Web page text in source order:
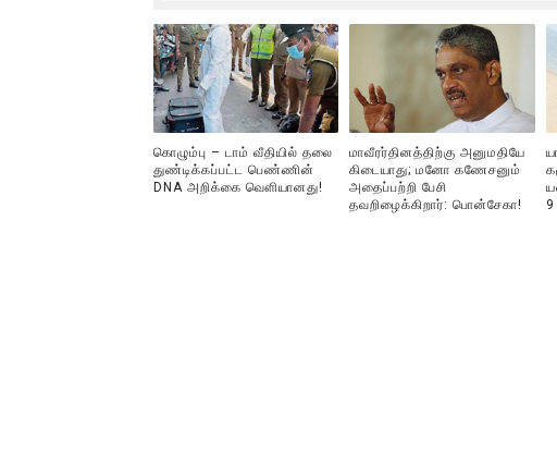
கொழும்பு – டாம் வீதியில் தலை
துண்டிக்கப்பட்ட பெண்ணின்
DNA அறிக்கை வௌியானது!
மாவீரர்தினத்திற்கு அனுமதியே
கிடையாது; மனோ கணேசனும்
அதைப்பற்றி பேசி
தவறிழைக்கிறார்: பொன்சேகா!
9